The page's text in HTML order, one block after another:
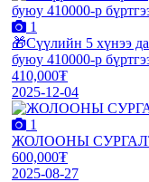
1
🎁Сүүлийн 5 хүнээ
буюу 410000-р
410,000₮
2025-12-04
1
ЖОЛООНЫ
600,000₮
2025-08-27